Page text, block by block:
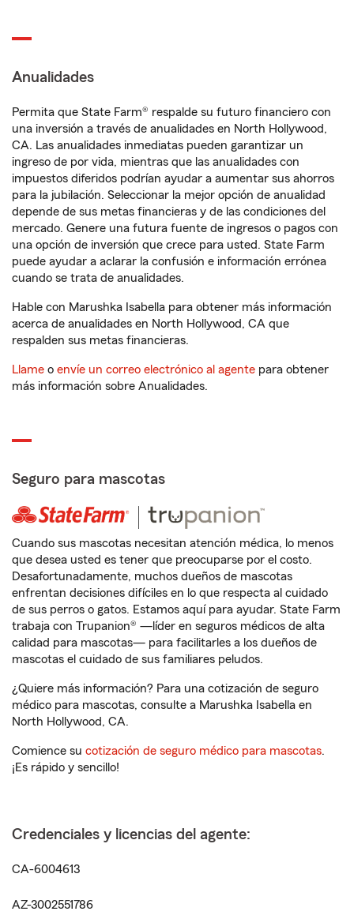
Anualidades
Permita que State Farm® respalde su futuro financiero con
una inversión a través de anualidades en North Hollywood,
CA. Las anualidades inmediatas pueden garantizar un
ingreso de por vida, mientras que las anualidades con
impuestos diferidos podrían ayudar a aumentar sus ahorros
para la jubilación. Seleccionar la mejor opción de anualidad
depende de sus metas financieras y de las condiciones del
mercado. Genere una futura fuente de ingresos o pagos con
una opción de inversión que crece para usted. State Farm
puede ayudar a aclarar la confusión e información errónea
cuando se trata de anualidades.
Hable con Marushka Isabella para obtener más información
acerca de anualidades en North Hollywood, CA que
respalden sus metas financieras.
Llame o envíe un correo electrónico al agente para obtener
más información sobre Anualidades.
Seguro para mascotas
Cuando sus mascotas necesitan atención médica, lo menos
que desea usted es tener que preocuparse por el costo.
Desafortunadamente, muchos dueños de mascotas
enfrentan decisiones difíciles en lo que respecta al cuidado
de sus perros o gatos. Estamos aquí para ayudar. State Farm
trabaja con Trupanion® —líder en seguros médicos de alta
calidad para mascotas— para facilitarles a los dueños de
mascotas el cuidado de sus familiares peludos.
¿Quiere más información? Para una cotización de seguro
médico para mascotas, consulte a Marushka Isabella en
North Hollywood, CA.
Comience su cotización de seguro médico para mascotas.
¡Es rápido y sencillo!
Credenciales y licencias del agente:
CA-6004613
AZ-3002551786